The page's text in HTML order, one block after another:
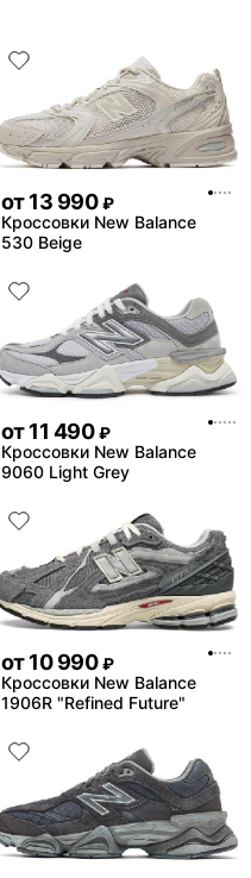
от13 990 ₽
Кроссовки New Balance
530 Beige
от11 490 ₽
Кроссовки New Balance
9060 Light Grey
от10 990 ₽
Кроссовки New Balance
1906R "Refined Future"